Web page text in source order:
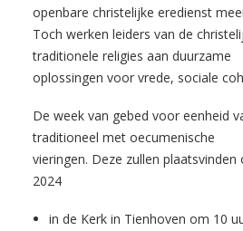
openbare christelijke eredienst
Toch werken leiders van de
traditionele religies aan duurzame
oplossingen voor vrede, sociale
De week van gebed voor eenheid
traditioneel met oecumenische
vieringen. Deze zullen
2024
in de Kerk in Tienhoven om 10